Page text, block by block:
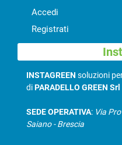
Accedi
Registrati
INSTAGREEN soluzioni
diPARADELLO GREEN Srl
SEDE OPERATIVA: Via
Saiano - Brescia